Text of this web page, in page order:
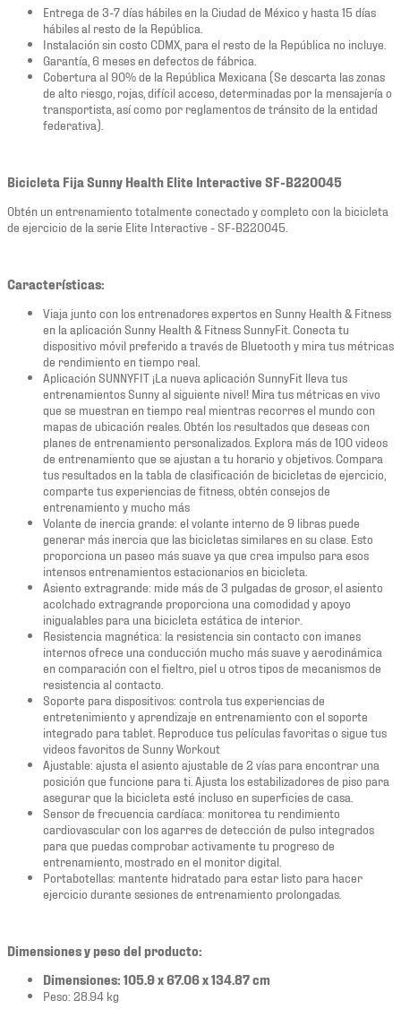
Entrega de 3-7 días hábiles en la Ciudad de México y hasta 15 días
hábiles al resto de la República.
Instalación sin costo CDMX, para el resto de la República no incluye.
Garantía, 6 meses en defectos de fábrica.
Cobertura al 90% de la República Mexicana (Se descarta las zonas
de alto riesgo, rojas, difícil acceso, determinadas por la mensajería o
transportista, así como por reglamentos de tránsito de la entidad
federativa).
Bicicleta Fija Sunny Health Elite Interactive SF-B220045
Obtén un entrenamiento totalmente conectado y completo con la bicicleta
de ejercicio de la serie Elite Interactive - SF-B220045.
Características:
Viaja junto con los entrenadores expertos en Sunny Health & Fitness
en la aplicación Sunny Health & Fitness SunnyFit. Conecta tu
dispositivo móvil preferido a través de Bluetooth y mira tus métricas
de rendimiento en tiempo real.
Aplicación SUNNYFIT ¡La nueva aplicación SunnyFit lleva tus
entrenamientos Sunny al siguiente nivel! Mira tus métricas en vivo
que se muestran en tiempo real mientras recorres el mundo con
mapas de ubicación reales. Obtén los resultados que deseas con
planes de entrenamiento personalizados. Explora más de 100 videos
de entrenamiento que se ajustan a tu horario y objetivos. Compara
tus resultados en la tabla de clasificación de bicicletas de ejercicio,
comparte tus experiencias de fitness, obtén consejos de
entrenamiento y mucho más
Volante de inercia grande: el volante interno de 9 libras puede
generar más inercia que las bicicletas similares en su clase. Esto
proporciona un paseo más suave ya que crea impulso para esos
intensos entrenamientos estacionarios en bicicleta.
Asiento extragrande: mide más de 3 pulgadas de grosor, el asiento
acolchado extragrande proporciona una comodidad y apoyo
inigualables para una bicicleta estática de interior.
Resistencia magnética: la resistencia sin contacto con imanes
internos ofrece una conducción mucho más suave y aerodinámica
en comparación con el fieltro, piel u otros tipos de mecanismos de
resistencia al contacto.
Soporte para dispositivos: controla tus experiencias de
entretenimiento y aprendizaje en entrenamiento con el soporte
integrado para tablet. Reproduce tus películas favoritas o sigue tus
videos favoritos de Sunny Workout
Ajustable: ajusta el asiento ajustable de 2 vías para encontrar una
posición que funcione para ti. Ajusta los estabilizadores de piso para
asegurar que la bicicleta esté incluso en superficies de casa.
Sensor de frecuencia cardíaca: monitorea tu rendimiento
cardiovascular con los agarres de detección de pulso integrados
para que puedas comprobar activamente tu progreso de
entrenamiento, mostrado en el monitor digital.
Portabotellas: mantente hidratado para estar listo para hacer
ejercicio durante sesiones de entrenamiento prolongadas.
Dimensiones y peso del producto:
Dimensiones: 105.9 x 67.06 x 134.87 cm
Peso: 28.94 kg